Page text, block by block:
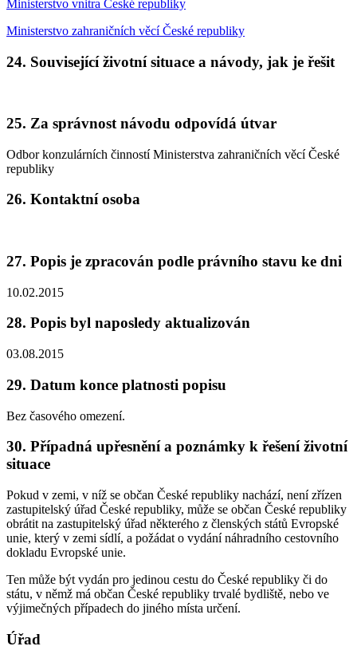
Ministerstvo vnitra České republiky
Ministerstvo zahraničních věcí České republiky
24. Související životní situace a návody, jak je řešit
25. Za správnost návodu odpovídá útvar
Odbor konzulárních činností Ministerstva zahraničních věcí České
republiky
26. Kontaktní osoba
27. Popis je zpracován podle právního stavu ke dni
10.02.2015
28. Popis byl naposledy aktualizován
03.08.2015
29. Datum konce platnosti popisu
Bez časového omezení.
30. Případná upřesnění a poznámky k řešení životní
situace
Pokud v zemi, v níž se občan České republiky nachází, není zřízen
zastupitelský úřad České republiky, může se občan České republiky
obrátit na zastupitelský úřad některého z členských států Evropské
unie, který v zemi sídlí, a požádat o vydání náhradního cestovního
dokladu Evropské unie.
Ten může být vydán pro jedinou cestu do České republiky či do
státu, v němž má občan České republiky trvalé bydliště, nebo ve
výjimečných případech do jiného místa určení.
Úřad